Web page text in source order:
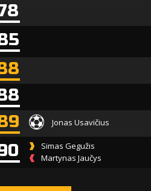
Jonas Usavičius
Simas Gegužis
Martynas Jaučys